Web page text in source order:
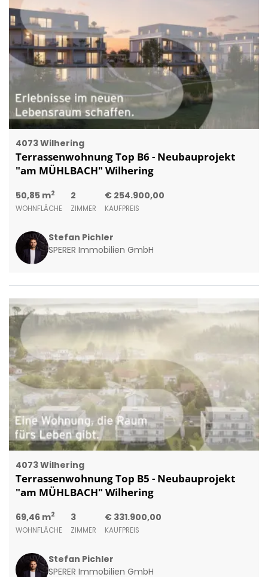
4073 Wilhering
Terrassenwohnung Top B6 - Neubauprojekt
"am MÜHLBACH" Wilhering
50,85 m2
WOHNFLÄCHE
2
ZIMMER
€ 254.900,00
KAUFPREIS
Stefan Pichler
SPERER Immobilien GmbH
4073 Wilhering
Terrassenwohnung Top B5 - Neubauprojekt
"am MÜHLBACH" Wilhering
69,46 m2
WOHNFLÄCHE
3
ZIMMER
€ 331.900,00
KAUFPREIS
Stefan Pichler
SPERER Immobilien GmbH